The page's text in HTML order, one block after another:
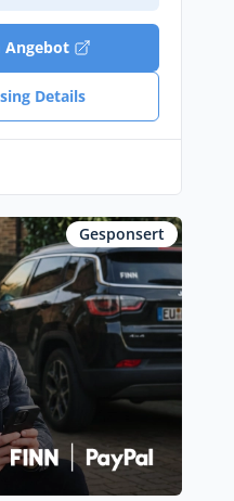
Angebot
Details
Gesponsert